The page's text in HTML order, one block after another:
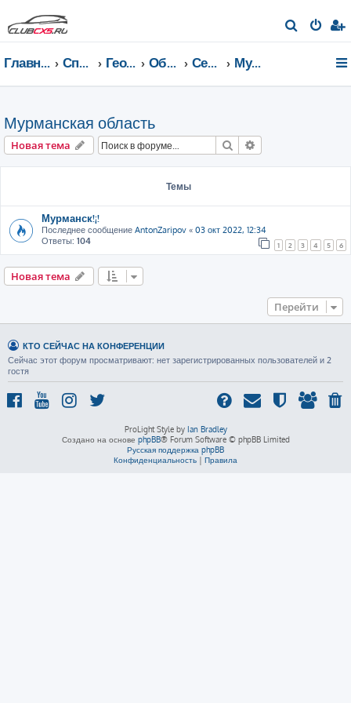
о
Главная страница Список форумов География Клуба CX-5 CLUB Общение по регионам Северо-Западный федеральный округ Мурманская область
Мурманская область
Новая тема Поиск
Темы
Мурманск!¡!
Последнее сообщение AntonZaripov « 03 окт 2022, 12:34
Ответы: 104 1 2 3 4 5 6
Новая тема
Перейти
КТО СЕЙЧАС НА КОНФЕРЕНЦИИ
Сейчас этот форум просматривают: нет зарегистрированных пользователей и 2
гостя
ProLight Style by Ian Bradley
Создано на основе phpBB® Forum Software © phpBB Limited
Русская поддержка phpBB
Конфиденциальность | Правила